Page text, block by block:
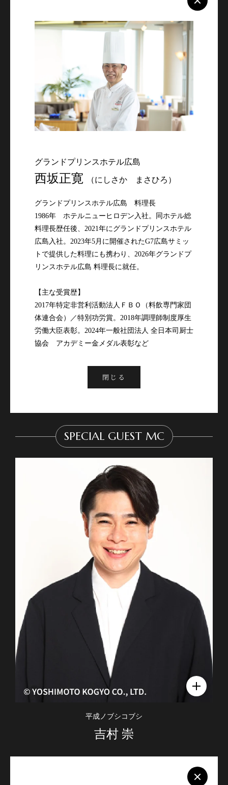
グランドプリンスホテル広島
西坂正寛 （にしさか まさひろ）
グランドプリンスホテル広島　料理長
1986年　ホテルニューヒロデン入社。同ホテル総
料理長歴任後、2021年にグランドプリンスホテル
広島入社。2023年5月に開催されたG7広島サミッ
トで提供した料理にも携わり、2026年グランドプ
リンスホテル広島 料理長に就任。
【主な受賞歴】
2017年特定非営利活動法人ＦＢＯ（料飲専門家団
体連合会）／特別功労賞。2018年調理師制度厚生
労働大臣表彰。2024年一般社団法人 全日本司厨士
協会　アカデミー金メダル表彰など
閉じる
SPECIAL GUEST MC
平成ノブシコブシ
吉村 崇